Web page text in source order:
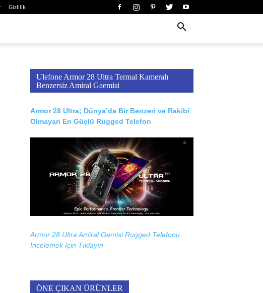
Gizlilik
Ulefone Armor 28 Ultra Termal Kameralı
Benzersiz Amiral Gaemisi
Armor 28 Ultra; Dünya’da Bir Benzeri ve Rakibi
Olmayan En Güçlü Rugged Telefon
Armor 28 Ultra Amiral Gemisi Rugged Telefonu
İncelemek İçin Tıklayın
ÖNE ÇIKAN ÜRÜNLER